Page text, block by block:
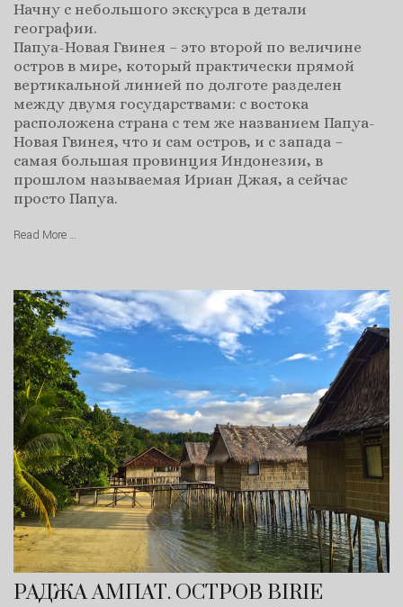
Начну с небольшого экскурса в детали
географии.
Папуа-Новая Гвинея – это второй по величине
остров в мире, который практически прямой
вертикальной линией по долготе разделен
между двумя государствами: с востока
расположена страна с тем же названием Папуа-
Новая Гвинея, что и сам остров, и с запада –
самая большая провинция Индонезии, в
прошлом называемая Ириан Джая, а сейчас
просто Папуа.
Read More …
РАДЖА АМПАТ. ОСТРОВ BIRIE